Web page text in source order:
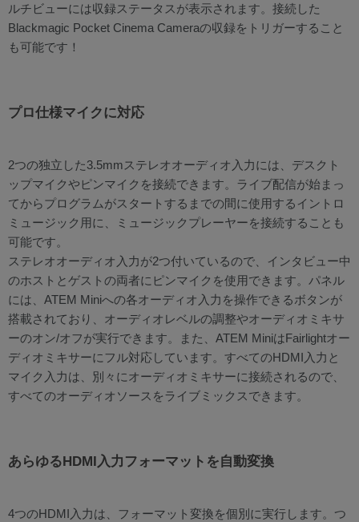
ルチビューには収録ステータスが表示されます。接続した
Blackmagic Pocket Cinema Cameraの収録をトリガーすること
も可能です！
プロ仕様マイクに対応
2つの独立した3.5mmステレオオーディオ入力には、デスクト
ップマイクやピンマイクを接続できます。ライブ配信が始まっ
てからプログラムがスタートするまでの間に使用するイントロ
ミュージック用に、ミュージックプレーヤーを接続することも
可能です。
ステレオオーディオ入力が2つ付いているので、インタビュー中
のホストとゲストの両者にピンマイクを使用できます。パネル
には、ATEM Miniへの各オーディオ入力を操作できるボタンが
搭載されており、オーディオレベルの調整やオーディオミキサ
ーのオン/オフが実行できます。また、ATEM MiniはFairlightオー
ディオミキサーにフル対応しています。すべてのHDMI入力と
マイク入力は、別々にオーディオミキサーに接続されるので、
すべてのオーディオソースをライブミックスできます。
あらゆるHDMI入力フォーマットを自動変換
4つのHDMI入力は、フォーマット変換を個別に実行します。つ